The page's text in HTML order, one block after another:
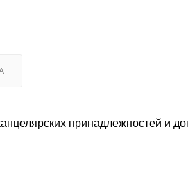
принадлежностей и